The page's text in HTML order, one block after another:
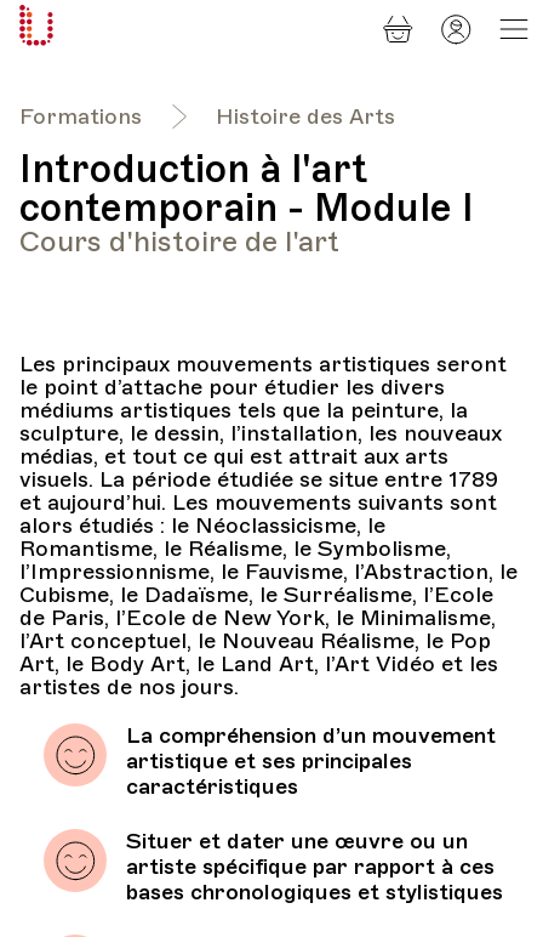
Formations Histoire des Arts
Introduction à l'art
contemporain - Module I
Cours d'histoire de l'art
Les principaux mouvements artistiques seront
le point d’attache pour étudier les divers
médiums artistiques tels que la peinture, la
sculpture, le dessin, l’installation, les nouveaux
médias, et tout ce qui est attrait aux arts
visuels. La période étudiée se situe entre 1789
et aujourd’hui. Les mouvements suivants sont
alors étudiés : le Néoclassicisme, le
Romantisme, le Réalisme, le Symbolisme,
l’Impressionnisme, le Fauvisme, l’Abstraction, le
Cubisme, le Dadaïsme, le Surréalisme, l’Ecole
de Paris, l’Ecole de New York, le Minimalisme,
l’Art conceptuel, le Nouveau Réalisme, le Pop
Art, le Body Art, le Land Art, l’Art Vidéo et les
artistes de nos jours.
La compréhension d’un mouvement
artistique et ses principales
caractéristiques
Situer et dater une œuvre ou un
artiste spécifique par rapport à ces
bases chronologiques et stylistiques
Panier
Mon